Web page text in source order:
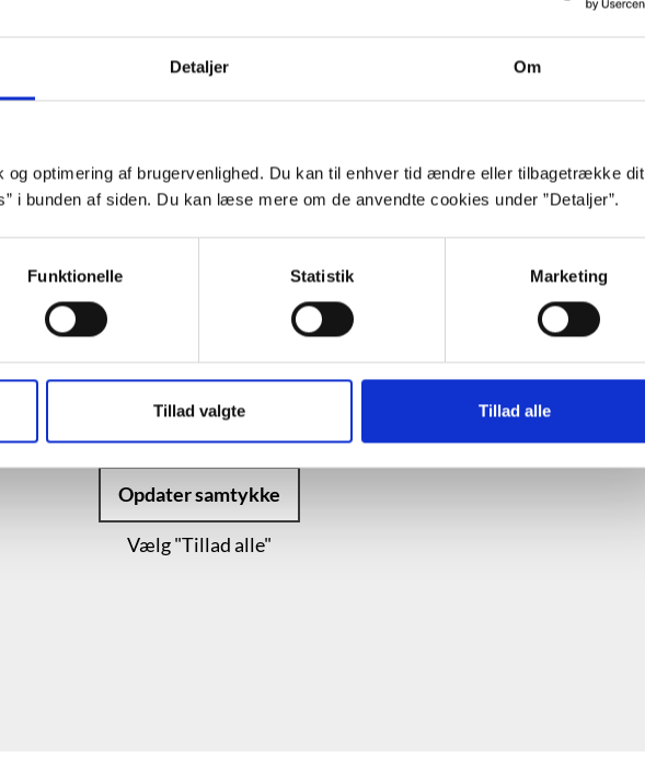
Detaljer Om
optimering af brugervenlighed. Du kan til enhver tid ændre eller tilbagetrække dit
i bunden af siden. Du kan læse mere om de anvendte cookies under ”Detaljer”.
Funktionelle Statistik Marketing
Tillad valgte Tillad alle
video, skal du acceptere statistik- og marketing-cookies.
stilles nemlig til rådighed af en tredjepart.
Opdater samtykke
Vælg "Tillad alle"